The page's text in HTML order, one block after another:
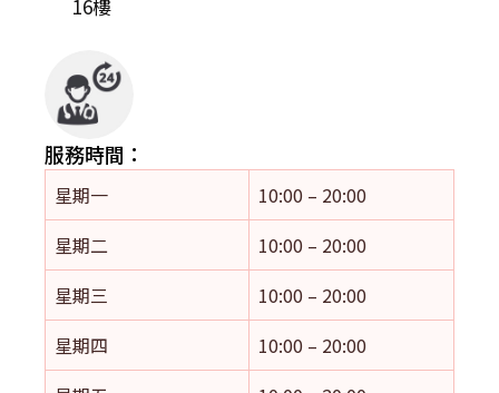
16樓
服務時間：
星期一
10:00 – 20:00
星期二
10:00 – 20:00
星期三
10:00 – 20:00
星期四
10:00 – 20:00